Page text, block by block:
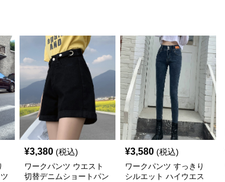
¥3,380 (税込)
ワークパンツ ウエスト
切替デニムショートパン
¥3,580 (税込)
ワークパンツ すっきり
シルエット ハイウエス